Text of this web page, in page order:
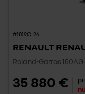
#1819C_26
RENAULT
Roland-Garros
35 880 €